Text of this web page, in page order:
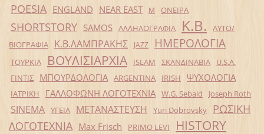
POESIA ENGLAND NEAR EAST Μ ΟΝΕΙΡΑ
SHORTSTORY SAMOS ΑΛΛΗΛΟΓΡΑΦΙΑ Κ.Β.
ΑΥΤΟ/
ΒΙΟΓΡΑΦΙΑ
Κ.Β.ΛΑΜΠΡΑΚΗΣ JAZZ ΗΜΕΡΟΛΟΓΙΑ
ΤΟΥΡΚΙΑ ΒΟΥΛΙΣΙΑΡΧΙΑ ISLAM ΣΚΑΝΔΙΝΑΒΙΑ
U.S.A.
ΓΙΝΤΙΣ
ΜΠΟΥΡΔΟΛΟΓΙΑ ARGENTINA IRISH ΨΥΧΟΛΟΓΙΑ
ΙΑΤΡΙΚΗ ΓΑΛΛΟΦΩΝΗ ΛΟΓΟΤΕΧΝΙΑ W.G. Sebald Joseph Roth
SINEMA ΥΓΕΙΑ ΜΕΤΑΝΑΣΤΕΥΣΗ Yuri Dobrovsky
ΡΩΣΙΚΗ
ΛΟΓΟΤΕΧΝΙΑ Max Frisch PRIMO LEVI HISTORY